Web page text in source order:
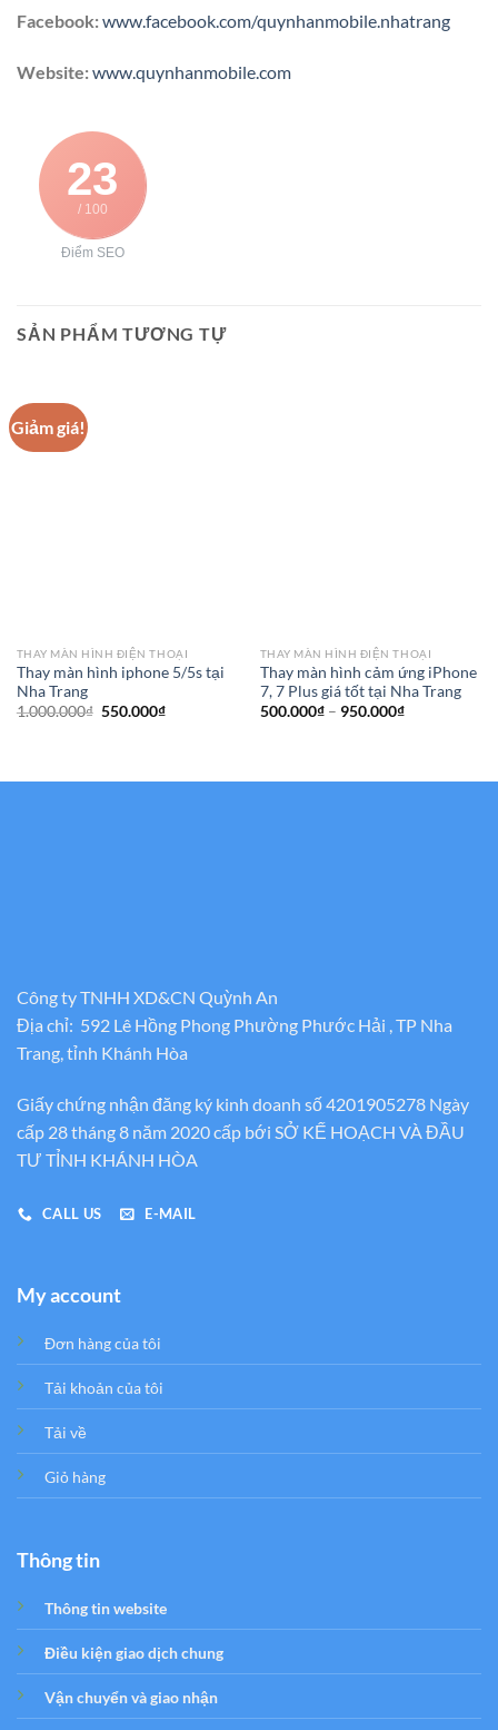
Facebook:www.facebook.com/quynhanmobile.nhatrang
Website:www.quynhanmobile.com
23
/ 100
Điểm SEO
SẢN PHẨM TƯƠNG TỰ
Giảm giá!
THAY MÀN HÌNH ĐIỆN THOẠI
Thay màn hình iphone 5/5s tại
Nha Trang
1.000.000₫ Giá
550.000₫Giá
THAY MÀN HÌNH ĐIỆN THOẠI
Thay màn hình cảm ứng iPhone
7, 7 Plus giá tốt tại Nha Trang
500.000₫ – 950.000₫Khoảng
950.000₫
Công ty TNHH XD&CN Quỳnh An
Địa chỉ: 592 Lê Hồng Phong Phường Phước Hải , TP Nha
Trang, tỉnh Khánh Hòa
Giấy chứng nhận đăng ký kinh doanh số 4201905278 Ngày
cấp 28 tháng 8 năm 2020 cấp bới SỞ KẾ HOẠCH VÀ ĐẦU
TƯ TỈNH KHÁNH HÒA
CALL US E-MAIL
My account
Đơn hàng của tôi
Tải khoản của tôi
Tải về
Giỏ hàng
Thông tin
Thông tin website
Điều kiện giao dịch chung
Vận chuyển và giao nhận